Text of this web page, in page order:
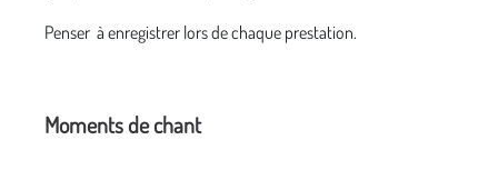
Penser à enregistrer lors de chaque prestation.
Moments de chant